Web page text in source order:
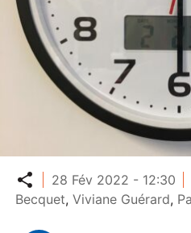
Partager
28 Fév 2022 - 12:30
Becquet,Viviane Guérard,